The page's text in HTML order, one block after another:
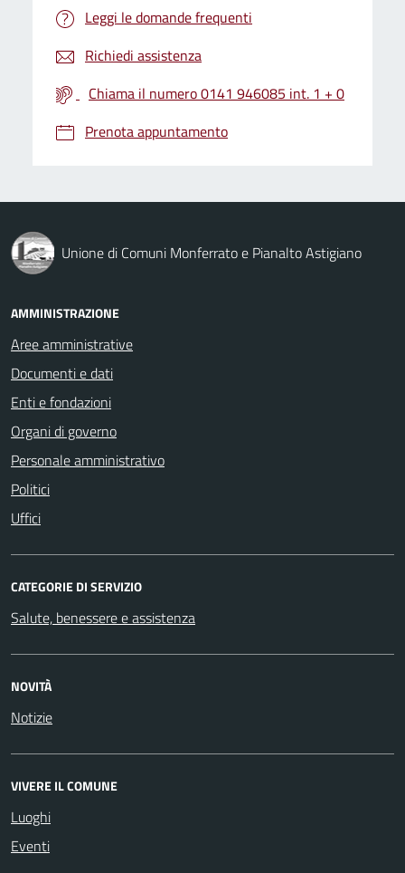
Leggi le domande frequenti
Richiedi assistenza
Chiama il numero 0141 946085 int. 1 + 0
Prenota appuntamento
Unione di Comuni Monferrato e Pianalto Astigiano
AMMINISTRAZIONE
Aree amministrative
Documenti e dati
Enti e fondazioni
Organi di governo
Personale amministrativo
Politici
Uffici
CATEGORIE DI SERVIZIO
Salute, benessere e assistenza
NOVITÀ
Notizie
VIVERE IL COMUNE
Luoghi
Eventi